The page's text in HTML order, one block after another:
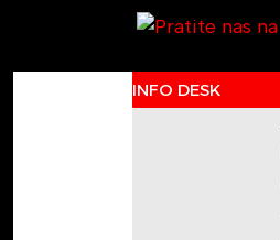
INFO DESK